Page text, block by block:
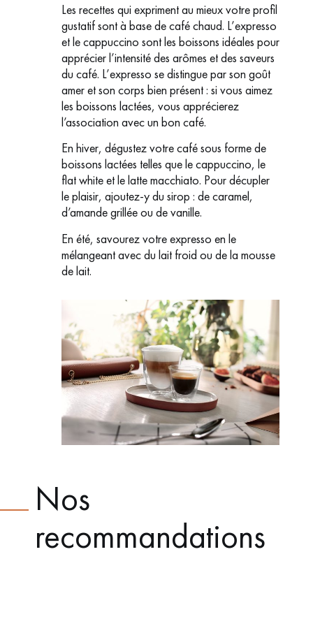
Les recettes qui expriment au mieux votre profil
gustatif sont à base de café chaud. L’expresso
et le cappuccino sont les boissons idéales pour
apprécier l’intensité des arômes et des saveurs
du café. L’expresso se distingue par son goût
amer et son corps bien présent : si vous aimez
les boissons lactées, vous apprécierez
l’association avec un bon café.
En hiver, dégustez votre café sous forme de
boissons lactées telles que le cappuccino, le
flat white et le latte macchiato. Pour décupler
le plaisir, ajoutez-y du sirop : de caramel,
d’amande grillée ou de vanille.
En été, savourez votre expresso en le
mélangeant avec du lait froid ou de la mousse
de lait.
Nos
recommandations